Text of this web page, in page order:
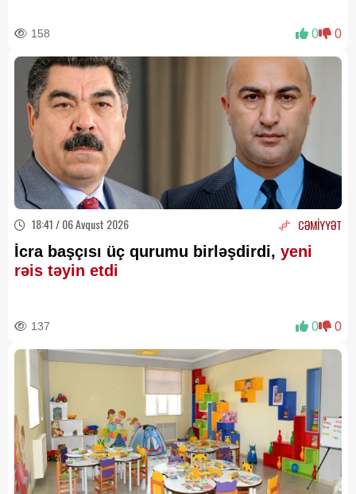
158 0 0
18:41 / 06 Avqust 2026 CƏMİYYƏT
İcra başçısı üç qurumu birləşdirdi, yeni
rəis təyin etdi
137 0 0